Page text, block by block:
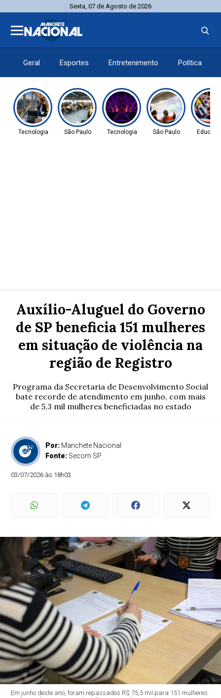
Sexta, 07 de Agosto de 2026
Geral Esportes Entretenimento Política
Tecnologia São Paulo Tecnologia São Paulo
Auxílio-Aluguel do Governo
de SP beneficia 151 mulheres
em situação de violência na
região de Registro
Programa da Secretaria de Desenvolvimento Social
bate recorde de atendimento em junho, com mais
de 5,3 mil mulheres beneficiadas no estado
Por: Manchete Nacional
Fonte: Secom SP
03/07/2026 às 18h03
Em junho deste ano, foram repassados R$ 75,5 mil para 151 mulheres